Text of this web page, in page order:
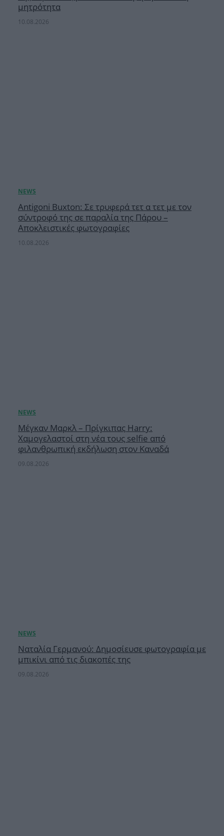
μητρότητα
10.08.2026
Antigoni Buxton: Σε τρυφερά τετ α τετ με τον
σύντροφό της σε παραλία της Πάρου –
Αποκλειστικές φωτογραφίες
10.08.2026
Μέγκαν Μαρκλ – Πρίγκιπας Harry:
Χαμογελαστοί στη νέα τους selfie από
φιλανθρωπική εκδήλωση στον Καναδά
09.08.2026
Ναταλία Γερμανού: Δημοσίευσε φωτογραφία με
μπικίνι από τις διακοπές της
09.08.2026